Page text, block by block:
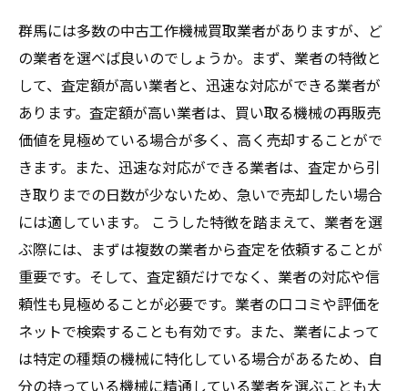
群馬には多数の中古工作機械買取業者がありますが、ど
の業者を選べば良いのでしょうか。まず、業者の特徴と
して、査定額が高い業者と、迅速な対応ができる業者が
あります。査定額が高い業者は、買い取る機械の再販売
価値を見極めている場合が多く、高く売却することがで
きます。また、迅速な対応ができる業者は、査定から引
き取りまでの日数が少ないため、急いで売却したい場合
には適しています。 こうした特徴を踏まえて、業者を選
ぶ際には、まずは複数の業者から査定を依頼することが
重要です。そして、査定額だけでなく、業者の対応や信
頼性も見極めることが必要です。業者の口コミや評価を
ネットで検索することも有効です。また、業者によって
は特定の種類の機械に特化している場合があるため、自
分の持っている機械に精通している業者を選ぶことも大